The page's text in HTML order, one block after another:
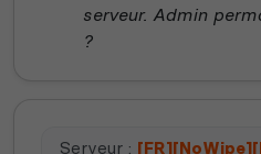
serveur. Admin
?
Serveur :